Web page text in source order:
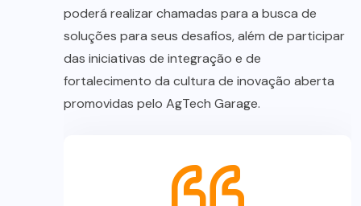
poderá realizar chamadas para a busca de
soluções para seus desafios, além de participar
das iniciativas de integração e de
fortalecimento da cultura de inovação aberta
promovidas pelo AgTech Garage.